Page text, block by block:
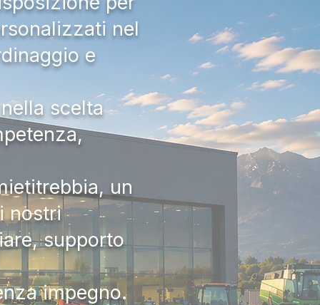
nel
e
scelta
un
nostri
supporto
impegno.